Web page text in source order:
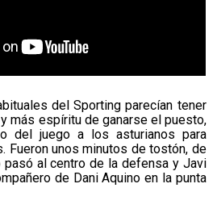
del Sporting parecían tener
más espíritu de ganarse el puesto,
del juego a los asturianos para
Fueron unos minutos de tostón, de
pasó al centro de la defensa y Javi
de Dani Aquino en la punta